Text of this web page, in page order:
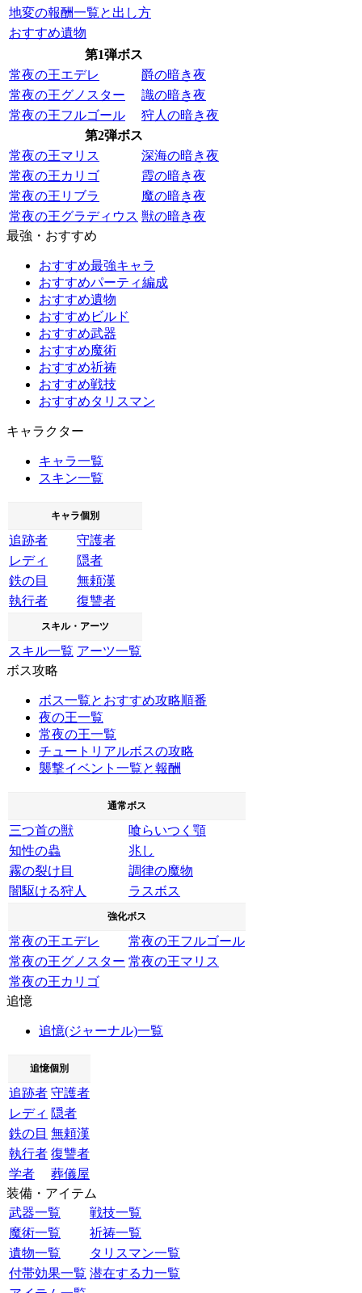
地変の報酬一覧と出し方
おすすめ遺物
第1弾ボス
常夜の王エデレ
爵の暗き夜
常夜の王グノスター
識の暗き夜
常夜の王フルゴール
狩人の暗き夜
第2弾ボス
常夜の王マリス
深海の暗き夜
常夜の王カリゴ
霞の暗き夜
常夜の王リブラ
魔の暗き夜
常夜の王グラディウス 獣の暗き夜
最強・おすすめ
おすすめ最強キャラ
おすすめパーティ編成
おすすめ遺物
おすすめビルド
おすすめ武器
おすすめ魔術
おすすめ祈祷
おすすめ戦技
おすすめタリスマン
キャラクター
キャラ一覧
スキン一覧
キャラ個別
追跡者
守護者
レディ
隠者
鉄の目
無頼漢
執行者
復讐者
スキル・アーツ
スキル一覧 アーツ一覧
ボス攻略
ボス一覧とおすすめ攻略順番
夜の王一覧
常夜の王一覧
チュートリアルボスの攻略
襲撃イベント一覧と報酬
通常ボス
三つ首の獣
喰らいつく顎
知性の蟲
兆し
霧の裂け目
調律の魔物
闇駆ける狩人
ラスボス
強化ボス
常夜の王エデレ
常夜の王フルゴール
常夜の王グノスター 常夜の王マリス
常夜の王カリゴ
追憶
追憶(ジャーナル)一覧
追憶個別
追跡者 守護者
レディ 隠者
鉄の目 無頼漢
執行者 復讐者
学者
葬儀屋
装備・アイテム
武器一覧
戦技一覧
魔術一覧
祈祷一覧
遺物一覧
タリスマン一覧
付帯効果一覧 潜在する力一覧